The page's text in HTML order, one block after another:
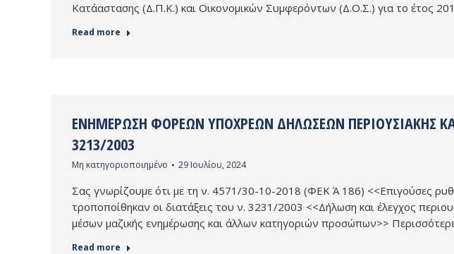
Κατάαστασης (Δ.Π.Κ.) και Οικονομικών Συμφερόντων (Δ.Ο.Σ.) για το έτος
Read more
ΕΝΗΜΈΡΩΣΗ ΦΟΡΈΩΝ ΥΠΌΧΡΕΩΝ ΔΗΛΏΣΕΩΝ ΠΕΡΙΟΥΣΙΑΚΉΣ
3213/2003
Μη κατηγοριοποιημένο 29 Ιουλίου, 2024
Σας γνωρίζουμε ότι με τη ν. 4571/30-10-2018 (ΦΕΚ Ά 186) <<Επιγούσες
τροποποίθηκαν οι διατάξεις του ν. 3231/2003 <<Δήλωση και έλεγχος
μέσων μαζικής ενημέρωσης και άλλων κατηγοριών προσώπων>>
Read more